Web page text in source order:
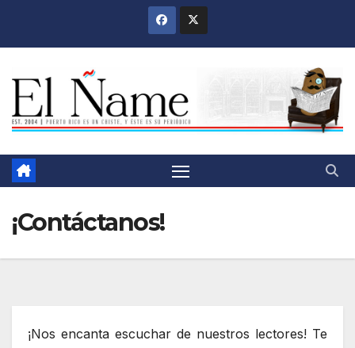
¡Contáctanos!
¡Nos encanta escuchar de nuestros lectores! Te